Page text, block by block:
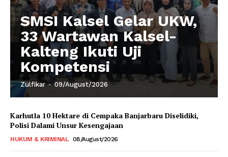
SMSI Kalsel Gelar UKW,
33 Wartawan Kalsel-
Kalteng Ikuti Uji
Kompetensi
Zulfikar - 09/August/2026
Karhutla 10 Hektare di Cempaka Banjarbaru Diselidiki,
Polisi Dalami Unsur Kesengajaan
HUKUM & KRIMINAL 08/August/2026